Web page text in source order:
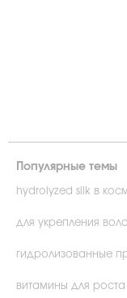
Популярные темы
hydrolyzed silk в
для укрепления
гидролизованные
витамины для